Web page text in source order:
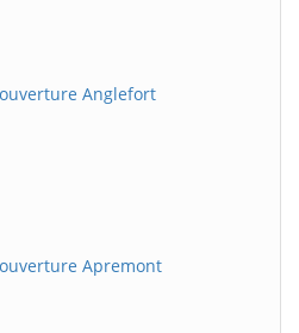
Anglefort
Apremont